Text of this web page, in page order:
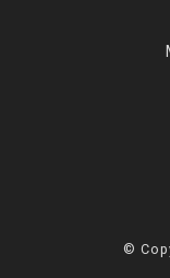
©